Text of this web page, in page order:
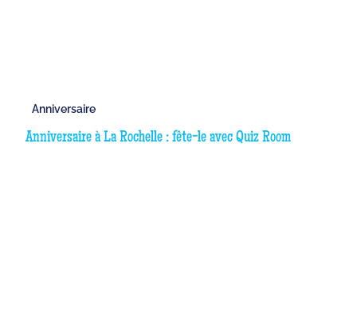
Anniversaire
Anniversaire à La Rochelle : fête-le avec Quiz Room